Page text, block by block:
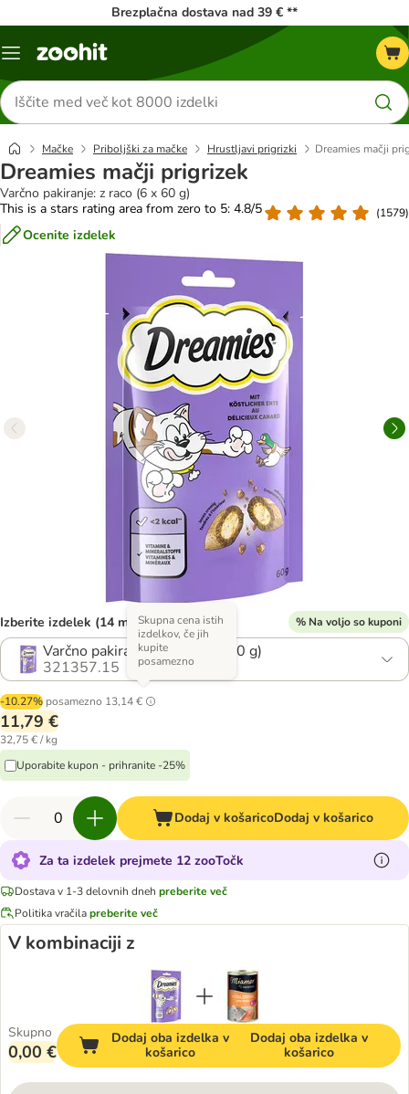
Brezplačna dostava nad 39 € **
Meni
Iskanje
izdelkov
Mačke Priboljški za mačke Hrustljavi prigrizki Dreamies mačji
Dreamies mačji prigrizek
Varčno pakiranje: z raco (6 x 60 g)
This is a stars rating area from zero to 5: 4.8/5
(1579)
Ocenite izdelek
Izberite izdelek (14 možnosti) % Na voljo so kuponi
Varčno pakiranje: z raco (6 x 60 g)
321357.15
-10.27% posamezno 13,14 €
Skupna cena istih
izdelkov, če jih
kupite
posamezno
11,79 €
32,75 € / kg
Uporabite kupon - prihranite -25%
Dodaj v košaricoDodaj v košarico
Za ta izdelek prejmete 12 zooTočk
Dostava v 1-3 delovnih dneh preberite več
Politika vračilapreberite več
V kombinaciji z
Skupno
0,00 €
Dodaj oba izdelka v
košarico
Dodaj oba izdelka v
košarico